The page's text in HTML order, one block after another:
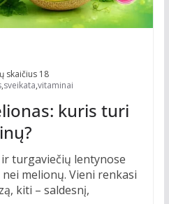
skaičius 18
,sveikata,vitaminai
kuris turi
turgaviečių lentynose
melionų. Vieni renkasi
kiti – saldesnį,